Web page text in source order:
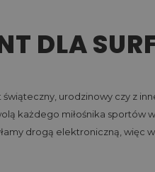
DLA
świąteczny, urodzinowy czy z
każdego miłośnika sportów
drogą elektroniczną, więc